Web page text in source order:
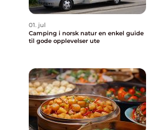
01. jul
Camping i norsk natur en enkel guide
til gode opplevelser ute